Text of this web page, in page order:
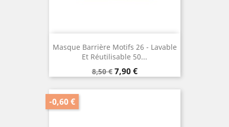
Masque Barrière Motifs 26 - Lavable
Et Réutilisable 50...
Prix
de
base
8,50 € Prix
7,90 €
-0,60 €